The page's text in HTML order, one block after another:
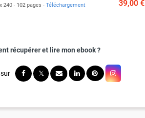
240 102 pages
Téléchargement
39,00 €
récupérer et lire mon ebook ?